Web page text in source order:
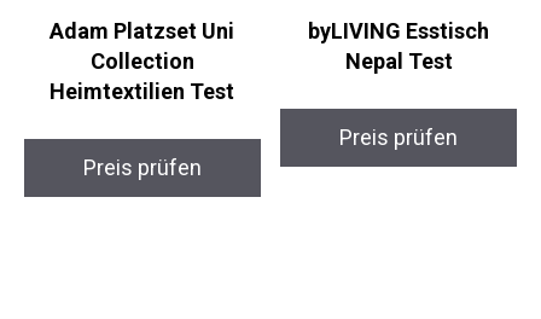
Adam Platzset Uni
Collection
Heimtextilien Test
Preis prüfen
byLIVING Esstisch
Nepal Test
Preis prüfen